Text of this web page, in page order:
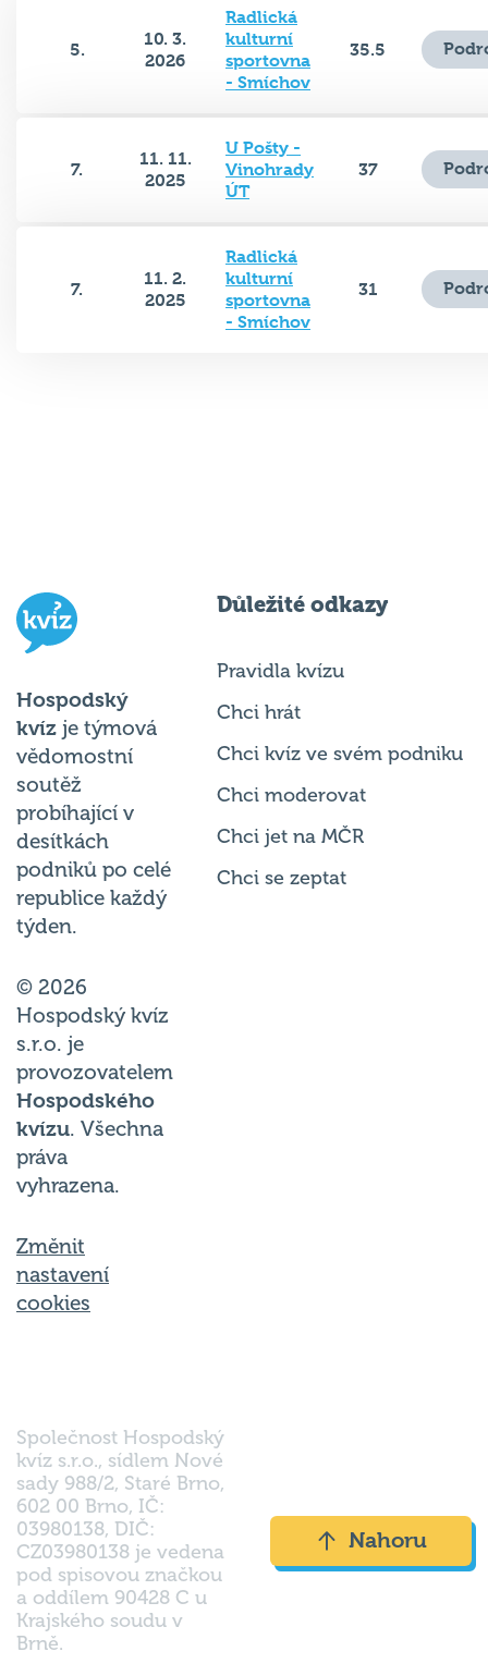
5.
10. 3.
2026
Radlická
kulturní
sportovna
- Smíchov
35.5
7.
11. 11.
2025
U Pošty -
Vinohrady
ÚT
37
7.
11. 2.
2025
Radlická
kulturní
sportovna
- Smíchov
31
Hospodský
kvíz je týmová
vědomostní
soutěž
probíhající v
desítkách
podniků po celé
republice každý
týden.
© 2026
Hospodský kvíz
s.r.o. je
provozovatelem
Hospodského
kvízu. Všechna
práva
vyhrazena.
Změnit
nastavení
cookies
Důležité odkazy
Pravidla kvízu
Chci hrát
Chci kvíz ve svém podniku
Chci moderovat
Chci jet na MČR
Chci se zeptat
Společnost Hospodský
kvíz s.r.o., sídlem Nové
sady 988/2, Staré Brno,
602 00 Brno, IČ:
03980138, DIČ:
CZ03980138 je vedena
pod spisovou značkou
a oddílem 90428 C u
Krajského soudu v
Brně.
Nahoru